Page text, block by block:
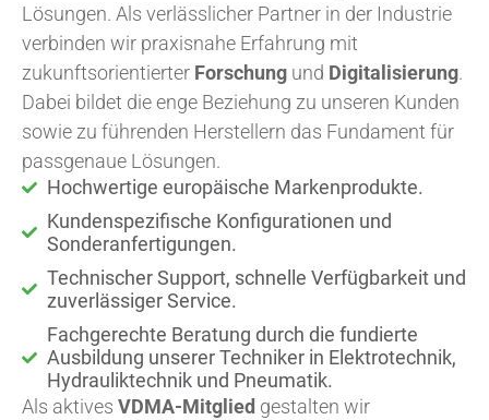
Lösungen. Als verlässlicher Partner in der Industrie
verbinden wir praxisnahe Erfahrung mit
zukunftsorientierter Forschung und Digitalisierung.
Dabei bildet die enge Beziehung zu unseren Kunden
sowie zu führenden Herstellern das Fundament für
passgenaue Lösungen.
Hochwertige europäische Markenprodukte.
Kundenspezifische Konfigurationen und
Sonderanfertigungen.
Technischer Support, schnelle Verfügbarkeit und
zuverlässiger Service.
Fachgerechte Beratung durch die fundierte
Ausbildung unserer Techniker in Elektrotechnik,
Hydrauliktechnik und Pneumatik.
Als aktives VDMA-Mitglied gestalten wir